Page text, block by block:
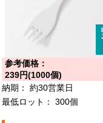
参考価格：
239円(1000個)
納期：
約30営業日
最低ロット：
300個